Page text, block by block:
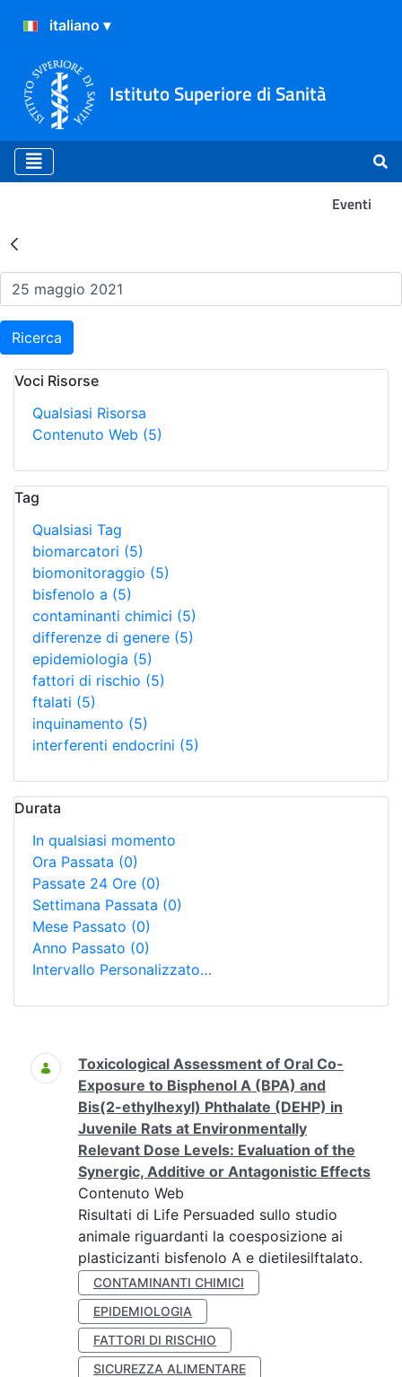
Istituto Superiore di Sanità
Eventi
Risultati della Ricerca -
Ricerca
Voci Risorse
Qualsiasi Risorsa
Contenuto Web (5)
Tag
Qualsiasi Tag
biomarcatori (5)
biomonitoraggio (5)
bisfenolo a (5)
contaminanti chimici (5)
differenze di genere (5)
epidemiologia (5)
fattori di rischio (5)
ftalati (5)
inquinamento (5)
interferenti endocrini (5)
Durata
In qualsiasi momento
Ora Passata (0)
Passate 24 Ore (0)
Settimana Passata (0)
Mese Passato (0)
Anno Passato (0)
Intervallo Personalizzato…
Ricerca
Toxicological Assessment of Oral Co-
Exposure to Bisphenol A (BPA) and
Bis(2-ethylhexyl) Phthalate (DEHP) in
Juvenile Rats at Environmentally
Relevant Dose Levels: Evaluation of the
Synergic, Additive or Antagonistic Effects
Contenuto Web
Risultati di Life Persuaded sullo studio
animale riguardanti la coesposizione ai
plasticizanti bisfenolo A e dietilesilftalato.
CONTAMINANTI CHIMICI
EPIDEMIOLOGIA
FATTORI DI RISCHIO
SICUREZZA ALIMENTARE